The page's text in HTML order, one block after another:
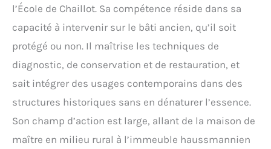
l’École de Chaillot. Sa compétence réside dans sa
capacité à intervenir sur le bâti ancien, qu’il soit
protégé ou non. Il maîtrise les techniques de
diagnostic, de conservation et de restauration, et
sait intégrer des usages contemporains dans des
structures historiques sans en dénaturer l’essence.
Son champ d’action est large, allant de la maison de
maître en milieu rural à l’immeuble haussmannien